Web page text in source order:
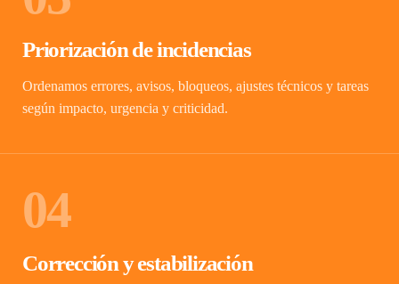
Priorización de incidencias
Ordenamos errores, avisos, bloqueos, ajustes técnicos y tareas
según impacto, urgencia y criticidad.
04
Corrección y estabilización